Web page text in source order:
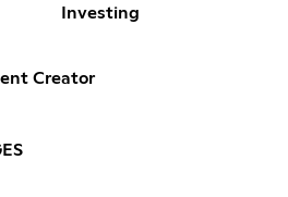
Investing
Creator